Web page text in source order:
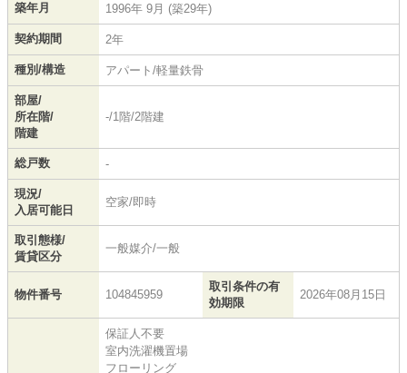
築年月 1996年 9月 (築29年)
契約期間 2年
種別/構造 アパート/軽量鉄骨
部屋/
所在階/
階建
-/1階/2階建
総戸数 -
現況/
入居可能日
空家/即時
取引態様/
賃貸区分
一般媒介/一般
物件番号 104845959
取引条件の有
効期限
2026年08月15日
保証人不要
室内洗濯機置場
フローリング